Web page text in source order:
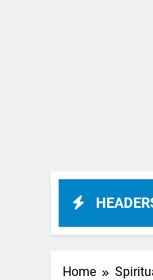
5
Home